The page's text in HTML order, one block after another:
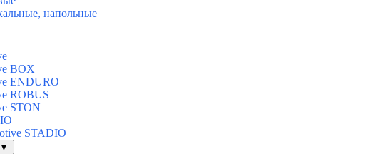
напольные
BOX
ENDURO
ROBUS
STON
STADIO
▼